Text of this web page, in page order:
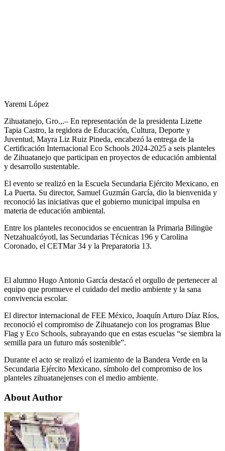
Yaremi López
Zihuatanejo, Gro.,.– En representación de la presidenta Lizette
Tapia Castro, la regidora de Educación, Cultura, Deporte y
Juventud, Mayra Liz Ruiz Pineda, encabezó la entrega de la
Certificación Internacional Eco Schools 2024-2025 a seis planteles
de Zihuatanejo que participan en proyectos de educación ambiental
y desarrollo sustentable.
El evento se realizó en la Escuela Secundaria Ejército Mexicano, en
La Puerta. Su director, Samuel Guzmán García, dio la bienvenida y
reconoció las iniciativas que el gobierno municipal impulsa en
materia de educación ambiental.
Entre los planteles reconocidos se encuentran la Primaria Bilingüe
Netzahualcóyotl, las Secundarias Técnicas 196 y Carolina
Coronado, el CETMar 34 y la Preparatoria 13.
El alumno Hugo Antonio García destacó el orgullo de pertenecer al
equipo que promueve el cuidado del medio ambiente y la sana
convivencia escolar.
El director internacional de FEE México, Joaquín Arturo Díaz Ríos,
reconoció el compromiso de Zihuatanejo con los programas Blue
Flag y Eco Schools, subrayando que en estas escuelas “se siembra la
semilla para un futuro más sostenible”.
Durante el acto se realizó el izamiento de la Bandera Verde en la
Secundaria Ejército Mexicano, símbolo del compromiso de los
planteles zihuatanejenses con el medio ambiente.
About Author